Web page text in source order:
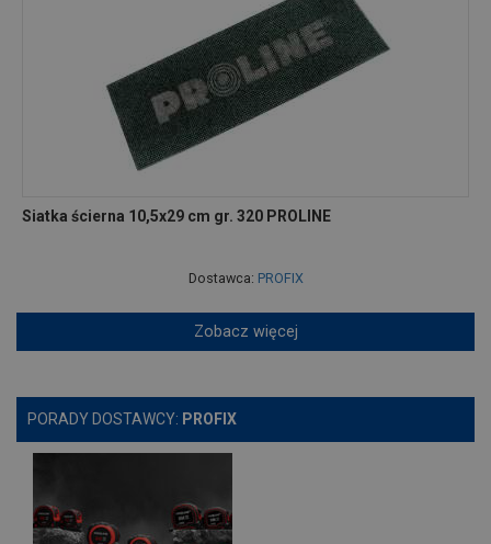
Siatka ścierna 10,5x29 cm gr. 320 PROLINE
Dostawca: PROFIX
Zobacz więcej
PORADY DOSTAWCY: PROFIX